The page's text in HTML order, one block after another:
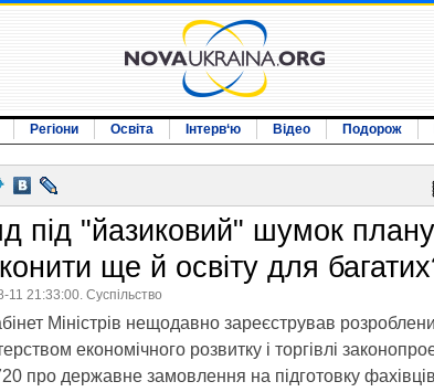
Регіони Освіта Інтерв‘ю Відео Подорож
під "йазиковий" шумок
ще й освіту для
11 21:33:00. Суспільство
Міністрів нещодавно зареєстрував
економічного розвитку і торгівлі
про державне замовлення на підготовку